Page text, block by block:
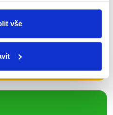
vše
a
Česku šíří.
WhatsApp